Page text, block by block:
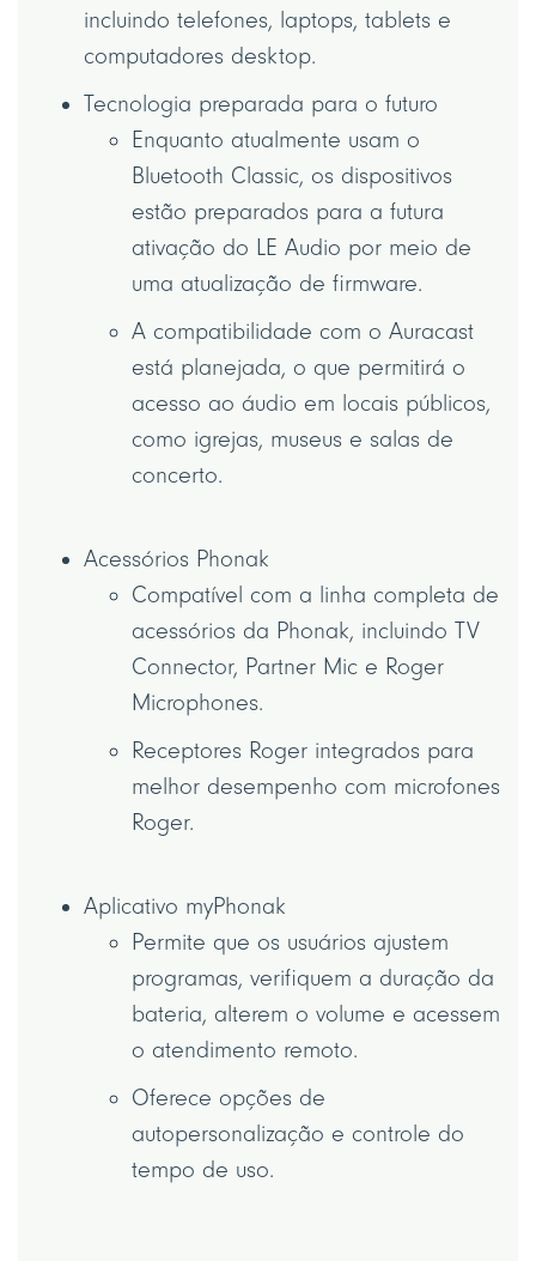
incluindo telefones, laptops, tablets e
computadores desktop.
Tecnologia preparada para o futuro
Enquanto atualmente usam o
Bluetooth Classic, os dispositivos
estão preparados para a futura
ativação do LE Audio por meio de
uma atualização de firmware.
A compatibilidade com o Auracast
está planejada, o que permitirá o
acesso ao áudio em locais públicos,
como igrejas, museus e salas de
concerto.
Acessórios Phonak
Compatível com a linha completa de
acessórios da Phonak, incluindo TV
Connector, Partner Mic e Roger
Microphones.
Receptores Roger integrados para
melhor desempenho com microfones
Roger.
Aplicativo myPhonak
Permite que os usuários ajustem
programas, verifiquem a duração da
bateria, alterem o volume e acessem
o atendimento remoto.
Oferece opções de
autopersonalização e controle do
tempo de uso.